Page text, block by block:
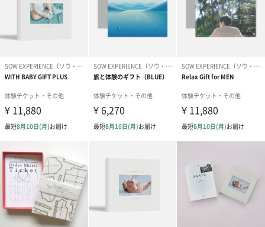
わり）（720円）
ーリップ）（720円）
イトピンク×
ト）（580円）
紙袋
お渡し用の紙袋です。
商品に合わせたサイズをお届けします。